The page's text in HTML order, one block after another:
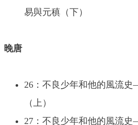
易與元稹（下）
晚唐
26：不良少年和他的風流
（上）
27：不良少年和他的風流